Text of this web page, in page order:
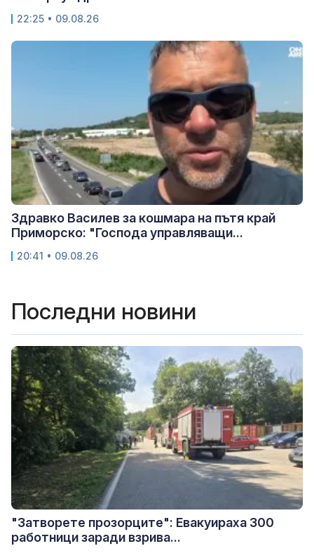
22:25 • 09.08.26
Здравко Василев за кошмара на пътя край
Приморско: "Господа управляващи...
20:41 • 09.08.26
Последни новини
"Затворете прозорците": Евакуираха 300
работници заради взрива...